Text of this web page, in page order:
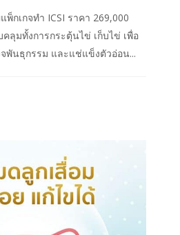
พ็กเกจทำ ICSI ราคา 269,000
ลุมทั้งการกระตุ้นไข่ เก็บไข่ เพื่อ
พันธุกรรม และแช่แข็งตัวอ่อน...